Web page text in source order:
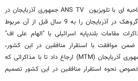
بعدها نماینده منافقین در مصاحبه ای با تلویزیون ANS TV جمهوری آذربایجان در
سال 1390 سابقه حضور این گروهک در آذربایجان را به 9 سال قبل از آن مربوط
مقامات بلندپایه اسرائیلی با "الهام علی اف"
موافقت با استقرار منافقین در این کشور،
موضوع را به وزارت امنیت جمهوری آذربایجان (MTM) ارجاع داد تا با مذاکراتی که
نحوه استقرار منافقین در این کشور تصمیم